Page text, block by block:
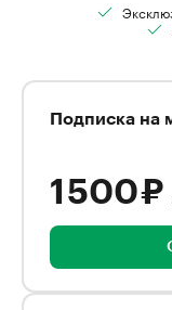
Подписка на
1 500 ₽